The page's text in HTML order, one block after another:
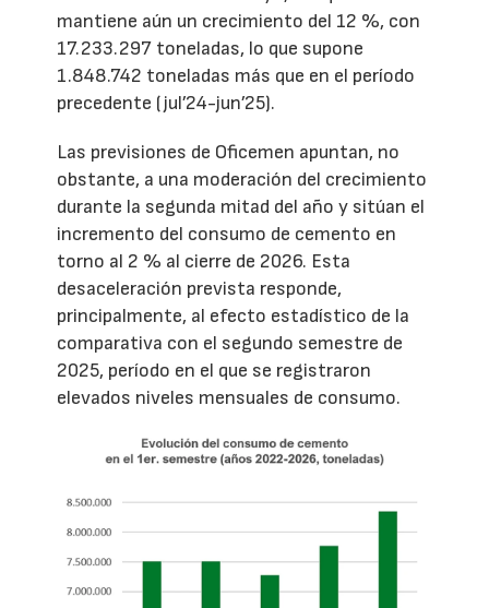
mantiene aún un crecimiento del 12 %, con
17.233.297 toneladas, lo que supone
1.848.742 toneladas más que en el período
precedente (jul’24-jun’25).
Las previsiones de Oficemen apuntan, no
obstante, a una moderación del crecimiento
durante la segunda mitad del año y sitúan el
incremento del consumo de cemento en
torno al 2 % al cierre de 2026. Esta
desaceleración prevista responde,
principalmente, al efecto estadístico de la
comparativa con el segundo semestre de
2025, período en el que se registraron
elevados niveles mensuales de consumo.